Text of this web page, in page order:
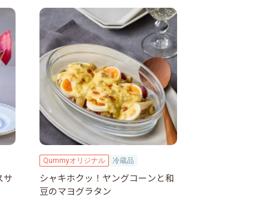
サ
Qummyオリジナル 冷蔵品
シャキホクッ！ヤングコーンと和
豆のマヨグラタン